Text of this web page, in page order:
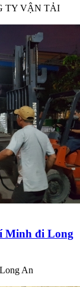
TY VẬN TẢI
Minh đi Long
An